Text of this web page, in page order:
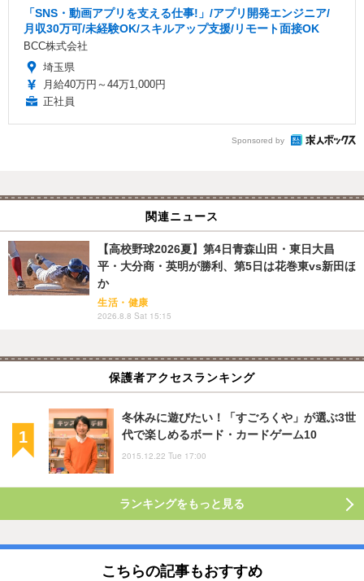
「SNS・動画アプリを支える仕事!」/アプリ開発エンジニア/
月収30万可/未経験OK/スキルアップ支援/リモート面接OK
BCC株式会社
埼玉県
月給40万円～44万1,000円
正社員
Sponsored by
関連ニュース
【高校野球2026夏】第4日青森山田・東日大昌
平・大分商・英明が勝利、第5日は花巻東vs新田ほ
か
生活・健康
2026.8.8 Sat 15:15
保護者アクセスランキング
冬休みに遊びたい！「すごろくや」が選ぶ3世
代で楽しめるボード・カードゲーム10
2015.12.22 Tue 17:00
ランキングをもっと見る
こちらの記事もおすすめ